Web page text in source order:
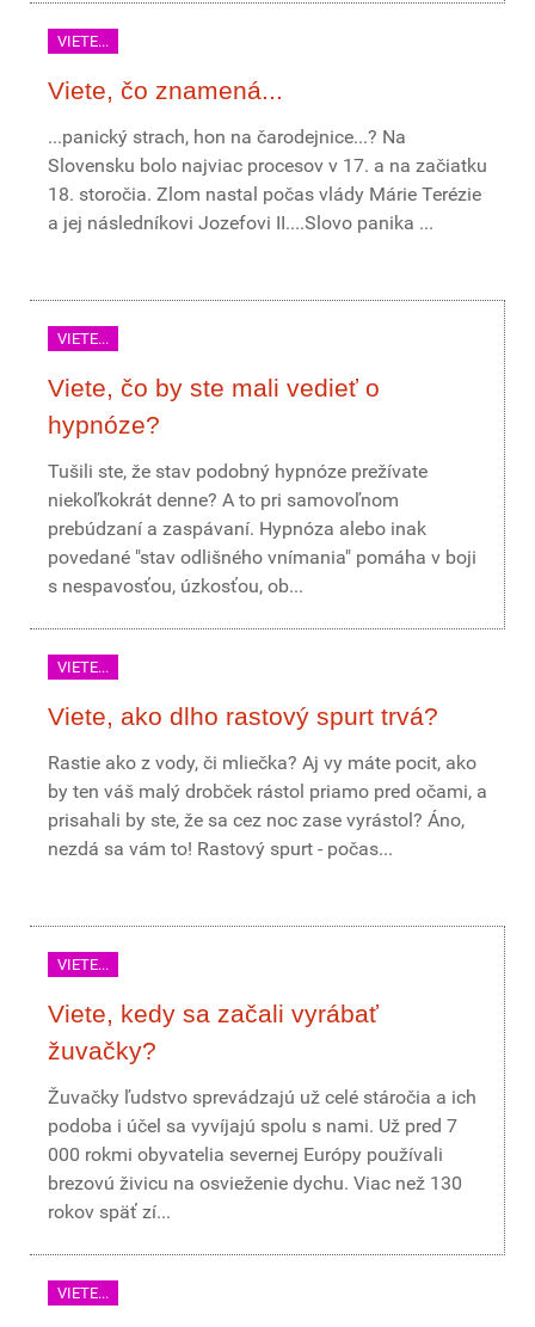
VIETE...
Viete, čo znamená...
...panický strach, hon na čarodejnice...? Na
Slovensku bolo najviac procesov v 17. a na začiatku
18. storočia. Zlom nastal počas vlády Márie Terézie
a jej následníkovi Jozefovi II....Slovo panika ...
VIETE...
Viete, čo by ste mali vedieť o
hypnóze?
Tušili ste, že stav podobný hypnóze prežívate
niekoľkokrát denne? A to pri samovoľnom
prebúdzaní a zaspávaní. Hypnóza alebo inak
povedané "stav odlišného vnímania" pomáha v boji
s nespavosťou, úzkosťou, ob...
VIETE...
Viete, ako dlho rastový spurt trvá?
Rastie ako z vody, či mliečka? Aj vy máte pocit, ako
by ten váš malý drobček rástol priamo pred očami, a
prisahali by ste, že sa cez noc zase vyrástol? Áno,
nezdá sa vám to! Rastový spurt - počas...
VIETE...
Viete, kedy sa začali vyrábať
žuvačky?
Žuvačky ľudstvo sprevádzajú už celé stáročia a ich
podoba i účel sa vyvíjajú spolu s nami. Už pred 7
000 rokmi obyvatelia severnej Európy používali
brezovú živicu na osvieženie dychu. Viac než 130
rokov späť zí...
VIETE...